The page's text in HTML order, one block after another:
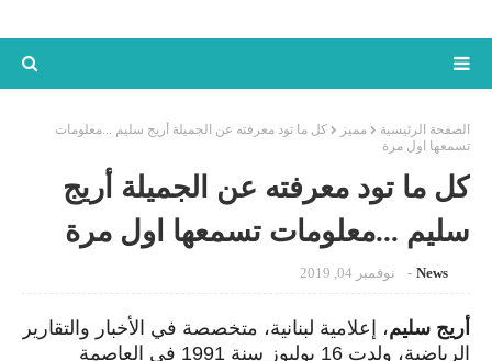
الصفحة الرئيسية مميز
كل ما تود معرفته عن الجميلة أريج سليم ...معلومات
تسمعها اول مرة
كل ما تود معرفته عن الجميلة أريج
سليم ...معلومات تسمعها اول مرة
News نوفمبر 04, 2019
أريج سليم، إعلامية لبنانية، متخصصة في الأخبار والتقارير
الرياضية، ولدت 16 يوليوز سنة 1991 في العاصمة